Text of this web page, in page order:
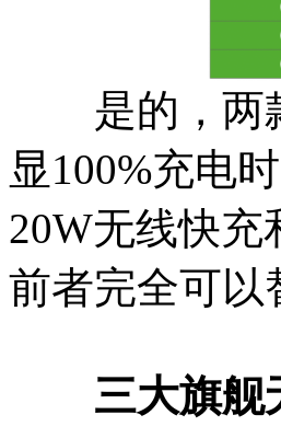
是的，两款
显100%充电
20W无线快充
前者完全可以
三大旗舰